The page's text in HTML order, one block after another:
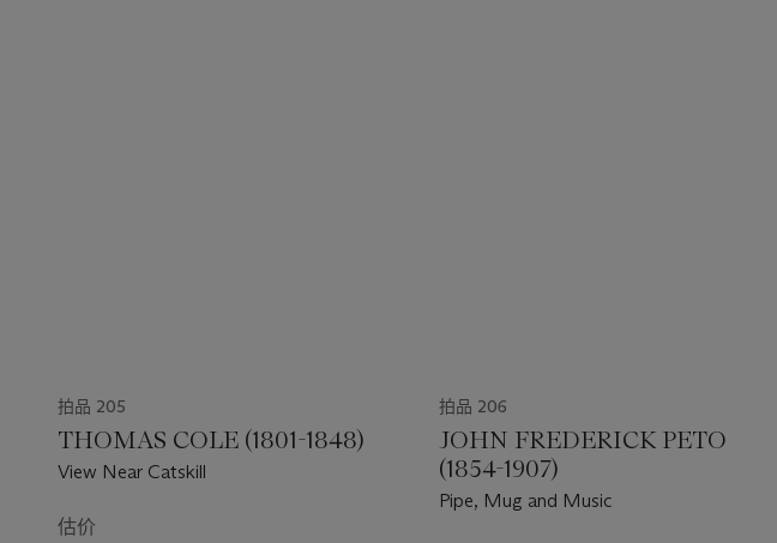
拍品 205
THOMAS COLE (1801-1848)
View Near Catskill
估价
拍品 206
JOHN FREDERICK PETO
(1854-1907)
Pipe, Mug and Music